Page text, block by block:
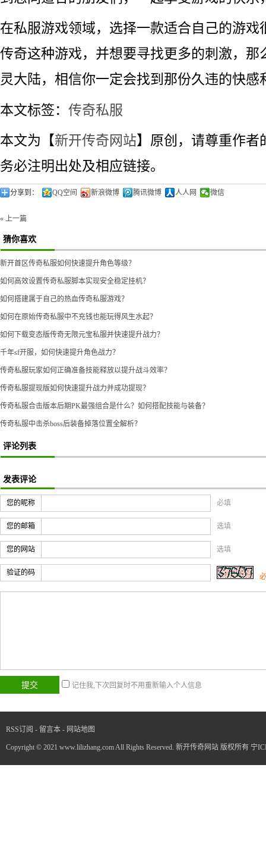
在私服游戏领域，选择一款适合自己的游戏
传奇这种游戏，并想要寻找更多的刺激，那
灵大陆，相信你一定会找到那份久违的快感
本文标签： 传奇私服
本文为【新开传奇网站】原创，请尊重作者
务必注明出处及相应链接。
分享到： QQ空间 新浪微博 腾讯微博 人人网 微信
« 上一篇
猜你喜欢
新开首区传奇私服如何快速提升角色等级？
如何高效设置传奇私服脚本实现安全稳定挂机？
如何搭建属于自己的热血传奇私服游戏？
如何在原始传奇私服中不充钱也能玩得风生水起？
如何下载变态版传奇无限元宝私服并快速提升战力？
千年sf开服，如何快速提升角色战力？
传奇私服玩家如何正确准备技能释放以提升战斗效率？
传奇私服提现版如何快速提升战力并成功提现？
传奇私服合击版本后期PK最强组合是什么？如何搭配技能与装备？
传奇私服中击杀boss后装备掉落位置全解析？
评论列表
发表评论
您的昵称 必填
您的邮箱 选填
您的网站 选填
验证的码
记住我,下次回复时不用重新输入个人信息
RSS订阅 - 留言本 - 网站地图
Copyright © 2021 www.lilizhang.com All Rights Reserved. 新开传奇网站 版权所有 宁